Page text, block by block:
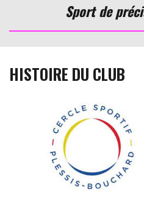
Sport de
HISTOIRE DU CLUB